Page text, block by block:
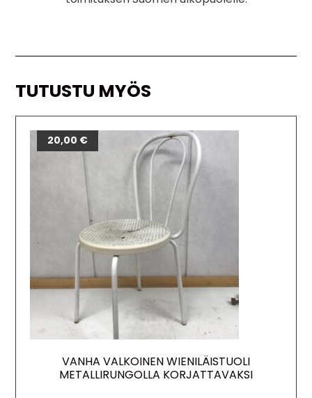
TUTUSTU MYÖS
VANHA VALKOINEN WIENILÄISTUOLI
METALLIRUNGOLLA KORJATTAVAKSI
20,00 €